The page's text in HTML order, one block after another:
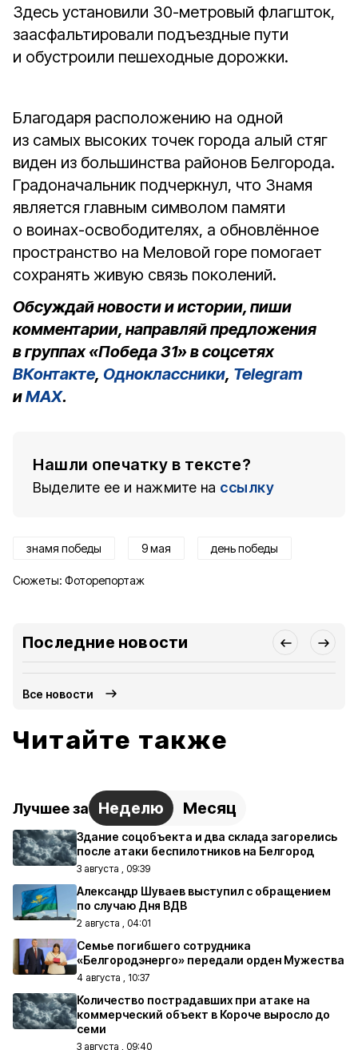
Здесь установили 30-метровый флагшток,
заасфальтировали подъездные пути
и обустроили пешеходные дорожки.
Благодаря расположению на одной
из самых высоких точек города алый стяг
виден из большинства районов Белгорода.
Градоначальник подчеркнул, что Знамя
является главным символом памяти
о воинах-освободителях, а обновлённое
пространство на Меловой горе помогает
сохранять живую связь поколений.
Обсуждай новости и истории, пиши
комментарии, направляй предложения
в группах «Победа 31» в соцсетях
ВКонтакте, Одноклассники, Telegram
иMAX.
Нашли опечатку в тексте?
Выделите ее и нажмите на ссылку
знамя победы 9 мая день победы
Сюжеты: Фоторепортаж
Последние новости
Все новости
Читайте также
Лучшее за Неделю Месяц
Здание соцобъекта и два склада загорелись
после атаки беспилотников на Белгород
3 августа , 09:39
Александр Шуваев выступил с обращением
по случаю Дня ВДВ
2 августа , 04:01
Семье погибшего сотрудника
«Белгородэнерго» передали орден Мужества
4 августа , 10:37
Количество пострадавших при атаке на
коммерческий объект в Короче выросло до
семи
3 августа , 09:40